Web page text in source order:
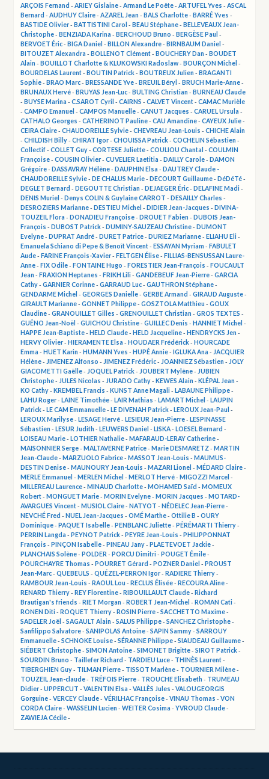
ARÇOIS Fernand -ARIEY Gislaine-Armand Le Poête-ARTUFEL Yves -ASCAL
Bernard -AUDHUY Claire-AZAREL Jean -BALS Charlotte-BARRÉ Yves -
BASTIDE Olivier-BATTISTINI Carol -BEAU Stéphane-BELLEVEAUX Jean-
Christophe-BENZIADA Karina -BERCHOUD Bruno -BERGÈSE Paul -
BERVOET Éric-BIGA Daniel -BILLON Alexandre-BIRNBAUM Daniel -
BITOUZET Alexandra -BOLLENOT Clément-BOUCHERY Dan -BOUDET
Alain -BOUILLOT Charlotte & KLUKOWSKI Radoslaw-BOURÇON Michel -
BOURDELAS Laurent-BOUTIN Patrick-BOUTREUX Julien -BRAGANTI
Sophie-BRAO Marc-BRESSANDE Yve-BREUIL Béryl -BRUCH Marie-Anne-
BRUNAUX Hervé-BRUYAS Jean-Luc-BULTING Christian -BURNEAU Claude
-BUYSE Marina -C.SAROT Cyril -CAIRNS -CALVET Vincent-CAMAC Murièle
-CAMPO Emanuel -CAMPOS Manuelle-CANUT Jacques -CARUEL Ursula -
CATHALO Georges -CATHERINOT Pauline-CAU Amandine-CAYEUX Julie-
CEIRA Claire-CHAUDOREILLE Sylvie-CHEVREAU Jean-Louis -CHICHE Alain
-CHILDISH Billy-CHIRAT Igor-CHOUISSA Patrick-COCHELIN Sébastien -
Collectif-COLLET Guy-CORTESE Juliette-COULIOU Chantal -COULMIN
Françoise-COUSIN Olivier-CUVELIER Laetitia -DAILLY Carole-DAMON
Grégoire-DASSAVRAY Hélène-DAUPHIN Elsa -DAUTREY Claude -
CHAUDOREILLE Sylvie-DE CHALUS Marie-DECOURT Guillaume-DéDéTé-
DEGLET Bernard -DEGOUTTE Christian -DEJAEGER Éric-DELAFINE Madi-
DENIS Muriel -Denys COLIN & Guylaine CARROT -DESAILLY Charles -
DESROZIERS Marianne-DESTIEU Michel -DIDIER Jean-Jacques -DIVINA-
TOUZEIL Flora -DONADIEU Françoise-DROUET Fabien -DUBOIS Jean-
François -DUBOST Patrick-DUMINY-SAUZEAU Christine-DUMONT
Evelyne-DUPRAT André-DURET Patrice-DURIEZ Marianne-ELIAHU Eli-
Emanuela Schiano di Pepe & Benoît Vincent-ESSAYAN Myriam -FABULET
Aude-FARINE François-Xavier-FELTGEN Élise-FILLIAS-BENSUSSAN Laure-
Anne-FIX Odile-FONTAINE Hugo -FORESTIER Jean-François -FOUCAULT
Jean -FRAXION Heptanes -FRIKH Lili-GANDEBEUF Jean-Pierre-GARCIA
Cathy-GARNIER Corinne-GARRAUD Luc-GAUTHRON Stéphane-
GENDARME Michel -GEORGES Danielle-GERBE Armand -GIRAUD Auguste-
GIRAULT Marianne-GONNET Philippe-GOSZTOLA Matthieu -GOUX
Claudine-GRANOUILLET Gilles -GRENOUILLET Christian -GROS TEXTES -
GUÉNO Jean-Noël -GUICHOU Christine-GUILLEC Denis -HANNIET Michel -
HAPPE Jean-Baptiste-HELD Claude-HELD Jacqueline-HENDRYCKS Jen -
HERVY Olivier-HIERAMENTE Elsa -HOUDAER Frédérick-HOURCADE
Emma -HUET Karin -HUMANN Yves -HUPÉ Annie-IGLUKA Ana - JACQUIER
Hélène- JIMENEZ Alfonso - JIMENEZ Frédéric- JOANNIEZ Sébastien - JOLY
GIACOMETTI Gaëlle- JOQUEL Patrick- JOUBERT Mylène- JUBIEN
Christophe- JULES Nicolas - JURADO Cathy-KEWES Alain -KLÉPAL Jean -
KO Cathy-KREMBEL Francis -KUNST Anne Magali-LABAUNE Philippe-
LAHU Roger-LAINE Timothée-LAIR Mathias -LAMART Michel -LAUPIN
Patrick-LE CAM Emmanuelle-LE DIVENAH Patrick-LEROUX Jean-Paul -
LEROUX Marilyse-LESAGE Hervé-LESIEUR Jean-Pierre-LESPINASSE
Sébastien -LESUR Judith -LEUWERS Daniel -LISKA-LOESEL Bernard -
LOISEAU Marie-LOTHIER Nathalie-MAFARAUD-LERAY Catherine-
MAISONNIER Serge-MALTAVERNE Patrice-Marie DESMARETZ-MARTIN
Jean-Claude-MARZUOLO Fabrice-MASSOT Jean-Louis -MAUMUS-
DESTIN Denise-MAUNOURY Jean-Louis -MAZARI Lionel -MÉDARD Claire-
MERLE Emmanuel -MERLEN Michel -MERLOT Hervé-MIGOZZI Marcel -
MILLEREAU Laurence-MINAUD Charlotte-MOHAMED Saïd -MOMEUX
Robert-MONGUET Marie-MORIN Evelyne-MORIN Jacques -MOTARD-
AVARGUES Vincent-MUSIOL Claire-NATYOT -NÉDELEC Jean-Pierre-
NEVCHÉ Fred -NUEL Jean-Jacques -OMÉ Marthe-Ottilie B -OURY
Dominique-PAQUET Isabelle-PENBLANC Juliette-PÉRÉMARTI Thierry-
PERRIN Langda -PEYNOT Patrick-PEYRE Jean-Louis -PHILIPPONNAT
François -PINÇON Isabelle-PINEAU Jany-PLAETEVOET Jackie-
PLANCHAIS Solène-POLDER -PORCU Dimitri-POUGET Émile-
POURCHAYRE Thomas -POURRET Gérard -POZNER Daniel -PROUST
Jean-Marc-QUEBEULS -QUÉZEL-PERRON Igor-RADIERE Thierry-
RAMBOUR Jean-Louis -RAOUL Lou -RECLUS Élisée-RECOURA Aline-
RENARD Thierry-REY Florentine-RIBOUILLAULT Claude-Richard
Brautigan's friends -RIET Morgan -ROBERT Jean-Michel -ROMAN Cati-
RONEN Diti-ROQUET Thierry-ROSIN Pierre-SACCHETTO Maxime-
SADELER Joël -SAGAULT Alain -SALUS Philippe-SANCHEZ Christophe-
Sanfilippo Salvatore-SANIPOLAS Antoine-SAPIN Sammy-SARROUY
Emmanuelle-SCHNOKE Louise-SÉRANNE Philippe-SIAUDEAU Guillaume-
SIÉBERT Christophe-SIMON Antoine-SIMONET Brigitte-SIROT Patrick-
SOURDIN Bruno - Taillefer Richard - TARDIEU Luce- THINÈS Laurent-
TIBERGHIEN Guy- TILMAN Pierre- TISSOT Marlène- TOURNIER Milène-
TOUZEIL Jean-claude- TRÉFOIS Pierre- TROUCHE Elisabeth - TRUMEAU
Didier-UPPERCUT -VALENTIN Elsa -VALLÈS Jules -VALOUGEORGIS
Gorguine-VERCEY Claude-VÉRILHAC Françoise-VINAU Thomas -VON
CORDA Claire-WASSELIN Lucien -WEITER Cosima -YVROUD Claude-
ZAWIEJA Cécile-